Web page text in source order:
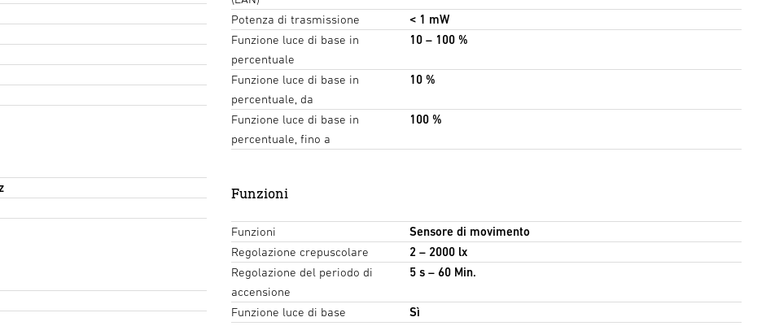
Potenza di trasmissione
< 1 mW
Funzione luce di base in
percentuale
10 – 100 %
Funzione luce di base in
percentuale, da
10 %
Funzione luce di base in
percentuale, fino a
100 %
Funzioni
Funzioni
Sensore di movimento
Regolazione crepuscolare
2 – 2000 lx
Regolazione del periodo di
accensione
5 s – 60 Min.
Funzione luce di base
Sì